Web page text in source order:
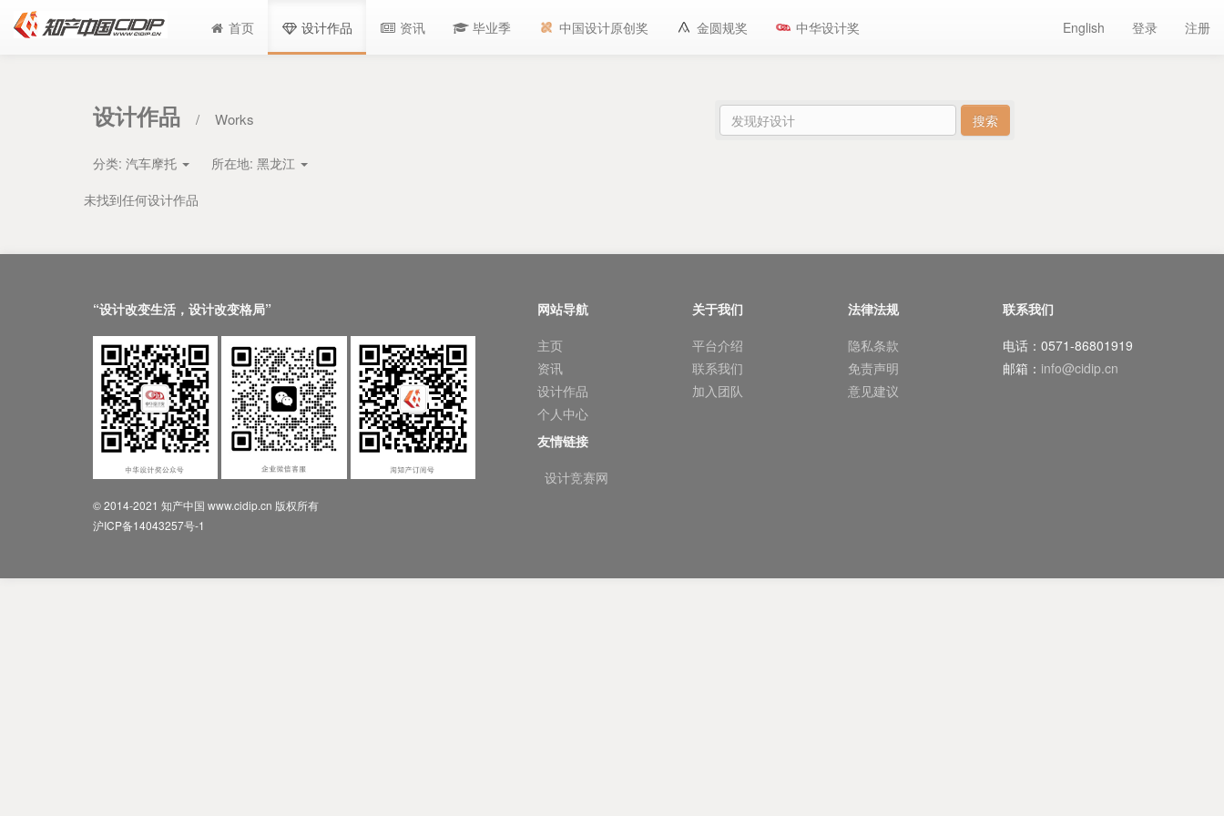
首页 设计作品 资讯 毕业季 中国设计原创奖 金圆规奖 中华设计奖 English 登录 注册
设计作品 / Works
分类: 汽车摩托 所在地: 黑龙江
未找到任何设计作品
“设计改变生活，设计改变格局”
© 2014-2021 知产中国 www.cidip.cn 版权所有
沪ICP备14043257号-1
网站导航
主页
资讯
设计作品
个人中心
关于我们
平台介绍
联系我们
加入团队
法律法规
隐私条款
免责声明
意见建议
联系我们
电话：0571-86801919
邮箱： info@cidip.cn
友情链接
设计竞赛网